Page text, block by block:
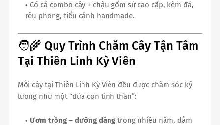
Có cả combo cây + chậu gốm sứ cao cấp, kèm đá,
rêu phong, tiểu cảnh handmade.
🧑‍🌾 Quy Trình Chăm Cây Tận Tâm
Tại Thiên Linh Kỳ Viên
Mỗi cây tại Thiên Linh Kỳ Viên đều được chăm sóc kỹ
lưỡng như một “đứa con tinh thần”:
Ươm trồng – dưỡng dáng trong nhiều năm, đảm